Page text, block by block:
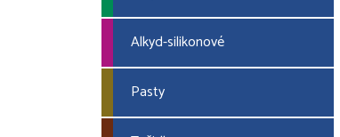
Alkyd-silikonové
Pasty